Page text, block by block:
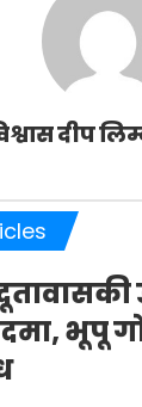
दीप
भूपू